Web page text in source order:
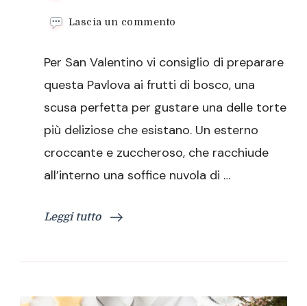
Lascia un commento
frutti
di
Per San Valentino vi consiglio di preparare
questa Pavlova ai frutti di bosco, una
scusa perfetta per gustare una delle torte
più deliziose che esistano. Un esterno
croccante e zuccheroso, che racchiude
all’interno una soffice nuvola di …
Leggi tutto